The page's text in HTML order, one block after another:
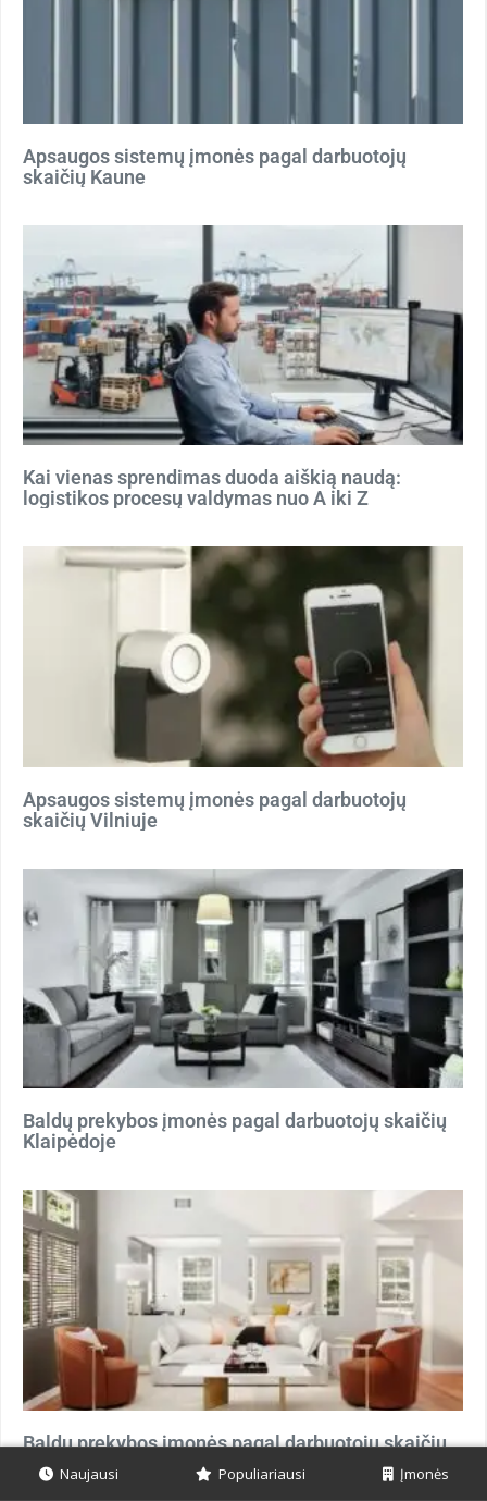
Apsaugos sistemų įmonės pagal darbuotojų
skaičių Kaune
Kai vienas sprendimas duoda aiškią naudą:
logistikos procesų valdymas nuo A iki Z
Apsaugos sistemų įmonės pagal darbuotojų
skaičių Vilniuje
Baldų prekybos įmonės pagal darbuotojų skaičių
Klaipėdoje
Baldų prekybos įmonės pagal darbuotojų skaičių
KauneNaujausi Populiariausi Įmonės